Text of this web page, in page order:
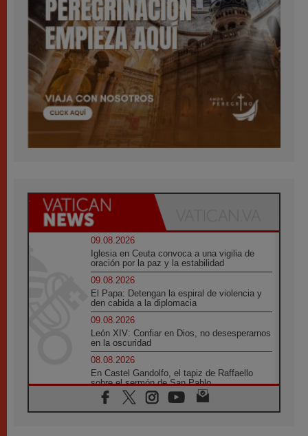
09.08.2026
Iglesia en Ceuta convoca a una vigilia de
oración por la paz y la estabilidad
09.08.2026
El Papa: Detengan la espiral de violencia y
den cabida a la diplomacia
09.08.2026
León XIV: Confiar en Dios, no desesperarnos
en la oscuridad
08.08.2026
En Castel Gandolfo, el tapiz de Raffaello
sobre el sermón de San Pablo
08.08.2026
En Colombia, «la paz no se compra con una